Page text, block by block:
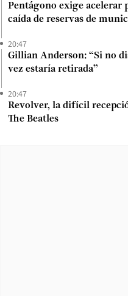
Pentágono exige acelerar
caída de reservas de
20:47
Gillian Anderson: “Si no
vez estaría retirada”
20:47
Revolver, la difícil
The Beatles